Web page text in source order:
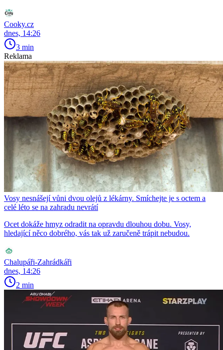
Cooky.cz
dnes, 14:26
3 min
Reklama
Vosy nesnášejí vůni dvou olejů z lékárny. Smíchejte je s octem a
celé léto se na zahradu nevrátí
Ocet dokáže hmyz odradit na opravdu dlouhou dobu. Vosy,
hledající něco dobrého, vás tak už zaručeně trápit nebudou.
Chalupáři-Zahrádkáři
dnes, 14:26
2 min